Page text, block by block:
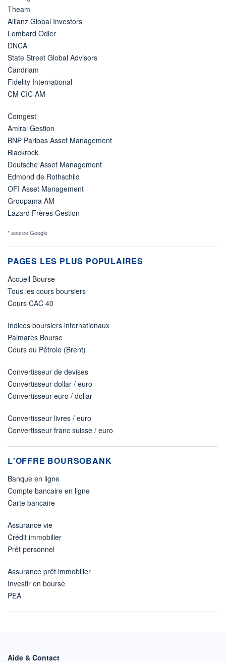
Theam
Allianz Global Investors
Lombard Odier
DNCA
State Street Global Advisors
Candriam
Fidelity International
CM CIC AM
Comgest
Amiral Gestion
BNP Paribas Asset Management
Blackrock
Deutsche Asset Management
Edmond de Rothschild
OFI Asset Management
Groupama AM
Lazard Frères Gestion
* source Google
PAGES LES PLUS POPULAIRES
Accueil Bourse
Tous les cours boursiers
Cours CAC 40
Indices boursiers internationaux
Palmarès Bourse
Cours du Pétrole (Brent)
Convertisseur de devises
Convertisseur dollar / euro
Convertisseur euro / dollar
Convertisseur livres / euro
Convertisseur franc suisse / euro
L'OFFRE BOURSOBANK
Banque en ligne
Compte bancaire en ligne
Carte bancaire
Assurance vie
Crédit immobilier
Prêt personnel
Assurance prêt immobilier
Investir en bourse
PEA
Aide & Contact